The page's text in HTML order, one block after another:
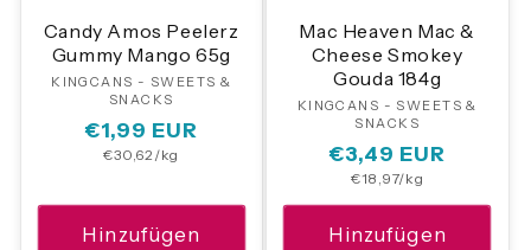
Candy Amos Peelerz
Gummy Mango 65g
Anbieter:
KINGCANS - SWEETS &
SNACKS
Normaler
Preis
€1,99 EUR
Grundpreis
€30,62/kg
Hinzufügen
Mac Heaven Mac &
Cheese Smokey
Gouda 184g
Anbieter:
KINGCANS - SWEETS &
SNACKS
Normaler
Preis
€3,49 EUR
Grundpreis
€18,97/kg
Hinzufügen